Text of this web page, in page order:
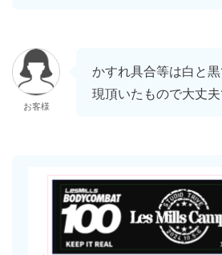
お客様
かすれ具合等は白と
現頂いたもので大丈夫